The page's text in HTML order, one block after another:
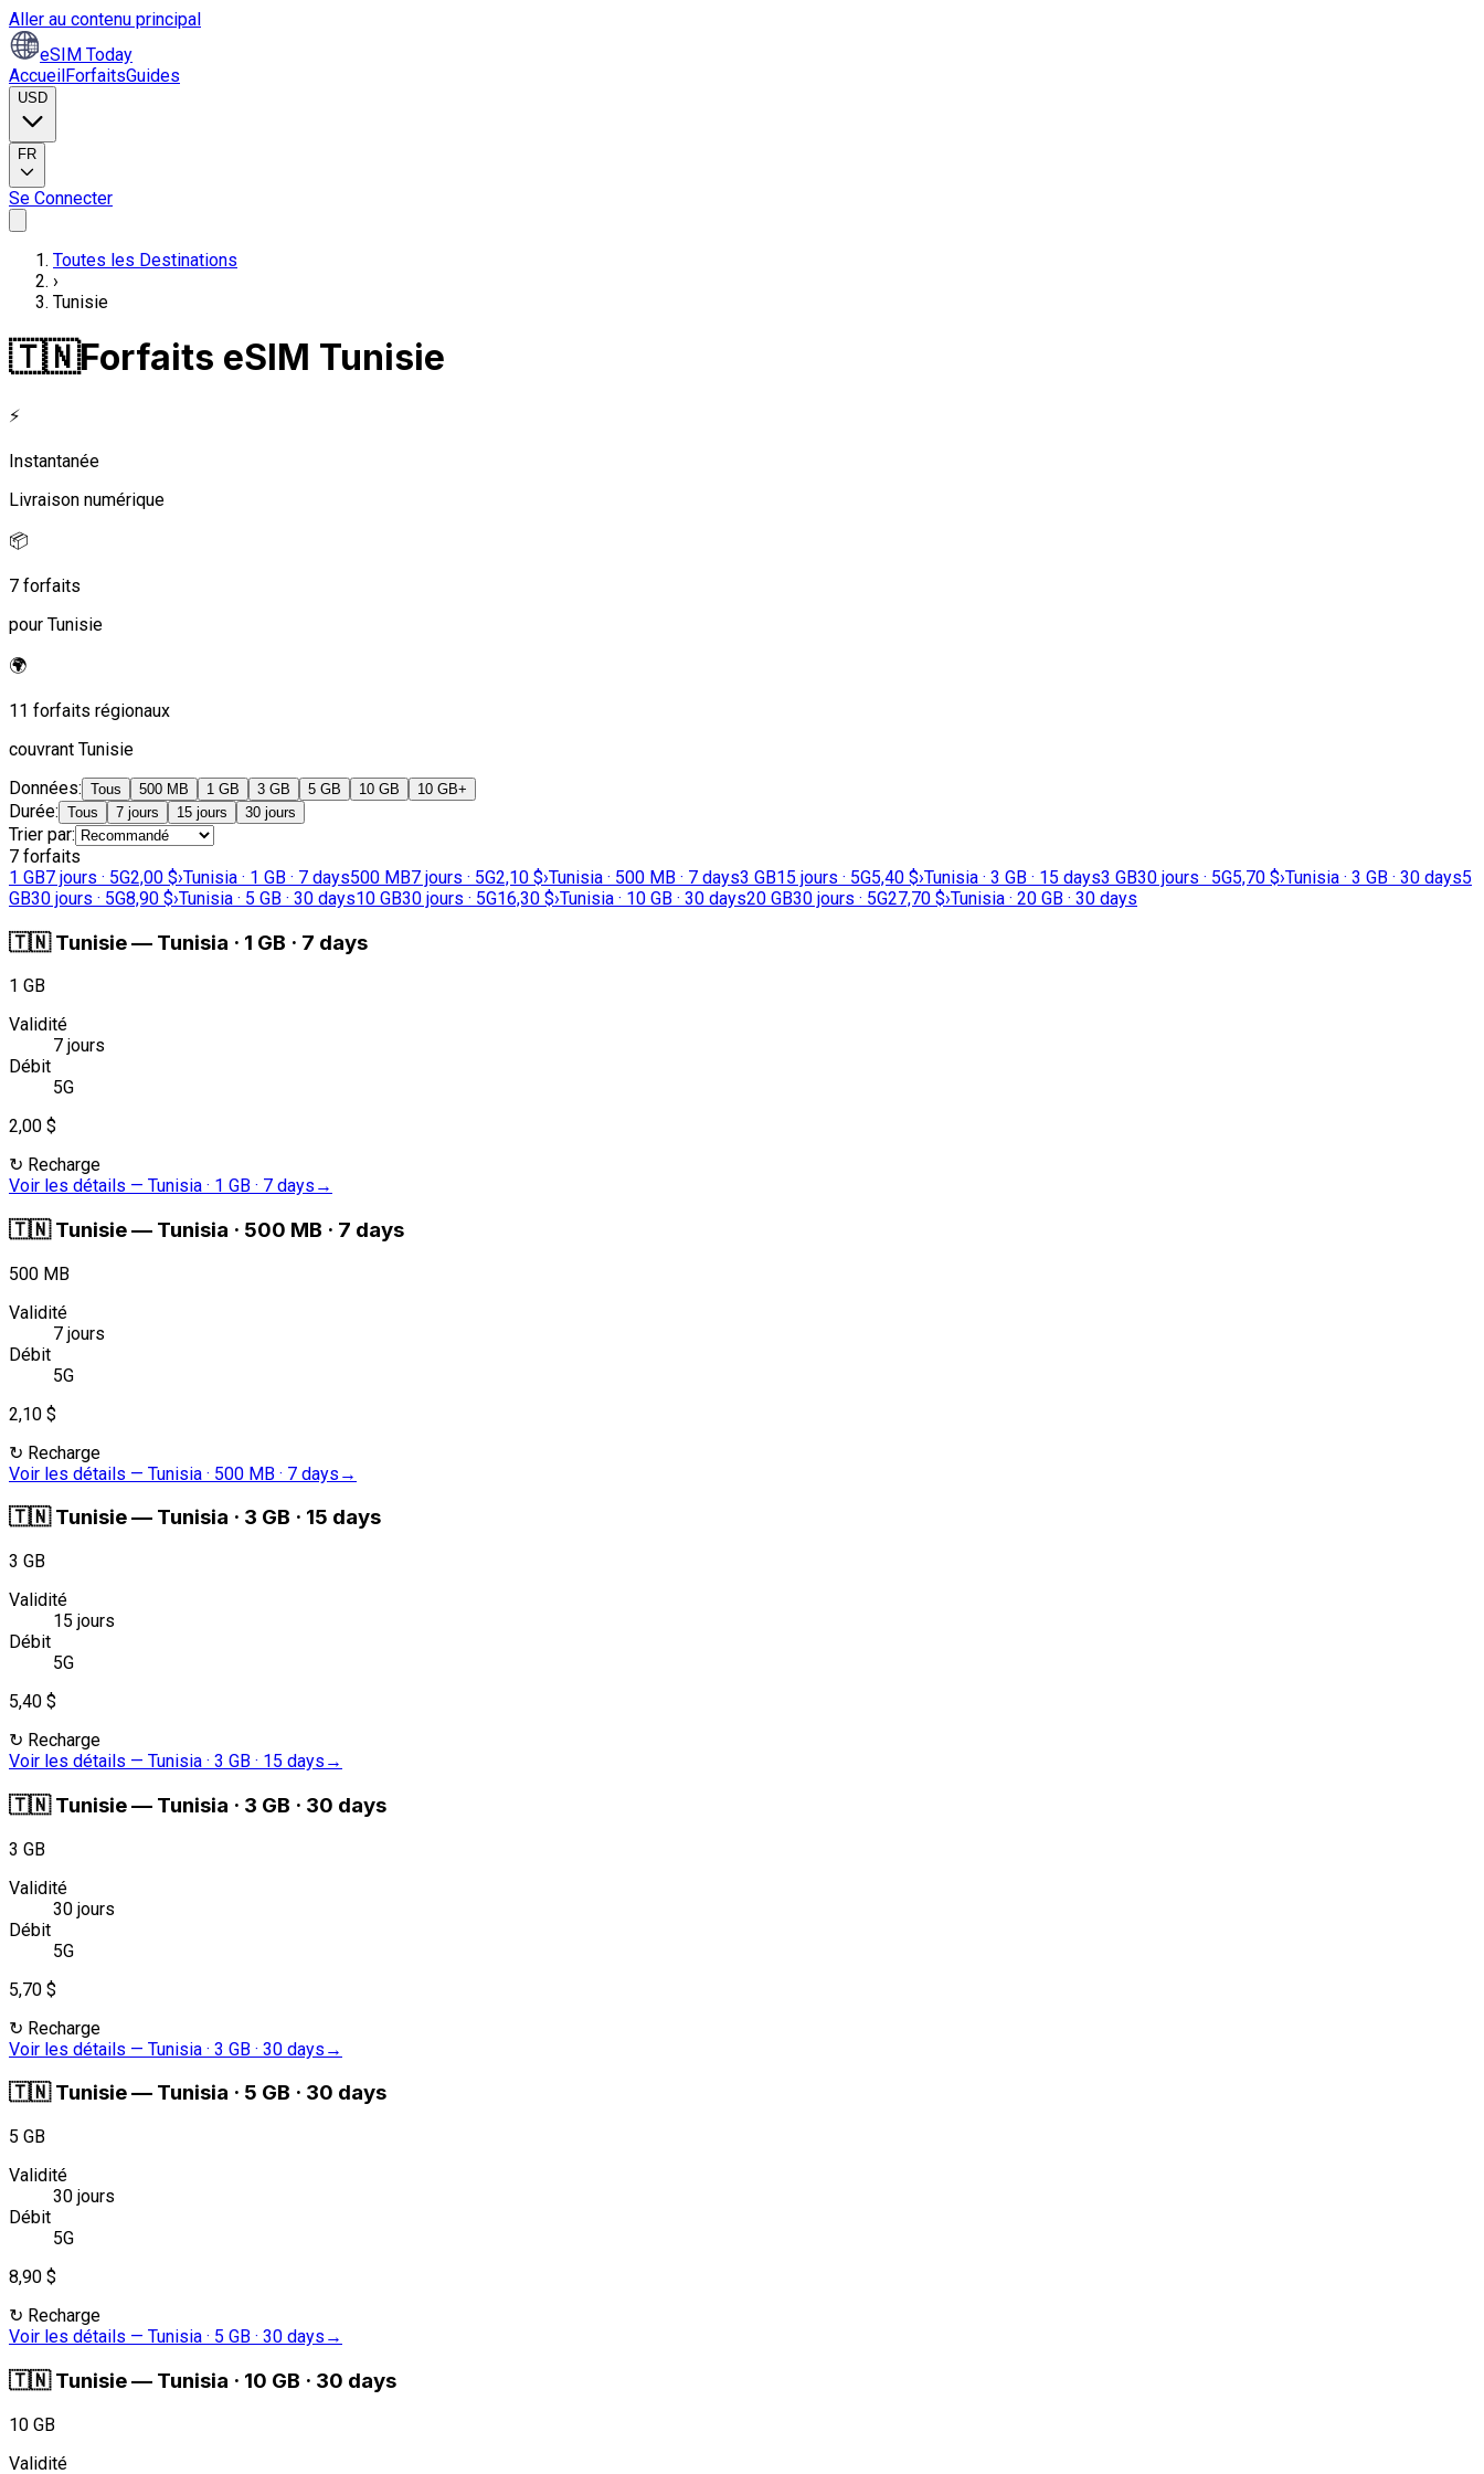
Aller au contenu principal
eSIM Today
AccueilForfaitsGuides
USD
FR
Se Connecter
Toutes les Destinations
›
Tunisie
🇹🇳Forfaits eSIM Tunisie
⚡
Instantanée
Livraison numérique
📦
7 forfaits
pour Tunisie
🌍
11 forfaits régionaux
couvrant Tunisie
Données: Tous 500 MB 1 GB 3 GB 5 GB 10 GB 10 GB+
Durée: Tous 7 jours 15 jours 30 jours
Trier par:
7 forfaits
1 GB7 jours · 5G2,00 $›Tunisia · 1 GB · 7 days500 MB7 jours · 5G2,10 $›Tunisia · 500 MB · 7 days3 GB15 jours · 5G5,40 $›Tunisia · 3 GB · 15 days3 GB30 jours · 5G5,70 $›Tunisia · 3 GB · 30 days5
GB30 jours · 5G8,90 $›Tunisia · 5 GB · 30 days10 GB30 jours · 5G16,30 $›Tunisia · 10 GB · 30 days20 GB30 jours · 5G27,70 $›Tunisia · 20 GB · 30 days
🇹🇳 Tunisie— Tunisia · 1 GB · 7 days
1 GB
Validité
7 jours
Débit
5G
2,00 $
↻ Recharge
Voir les détails — Tunisia · 1 GB · 7 days →
🇹🇳 Tunisie— Tunisia · 500 MB · 7 days
500 MB
Validité
7 jours
Débit
5G
2,10 $
↻ Recharge
Voir les détails — Tunisia · 500 MB · 7 days →
🇹🇳 Tunisie— Tunisia · 3 GB · 15 days
3 GB
Validité
15 jours
Débit
5G
5,40 $
↻ Recharge
Voir les détails — Tunisia · 3 GB · 15 days →
🇹🇳 Tunisie— Tunisia · 3 GB · 30 days
3 GB
Validité
30 jours
Débit
5G
5,70 $
↻ Recharge
Voir les détails — Tunisia · 3 GB · 30 days →
🇹🇳 Tunisie— Tunisia · 5 GB · 30 days
5 GB
Validité
30 jours
Débit
5G
8,90 $
↻ Recharge
Voir les détails — Tunisia · 5 GB · 30 days →
🇹🇳 Tunisie— Tunisia · 10 GB · 30 days
10 GB
Validité